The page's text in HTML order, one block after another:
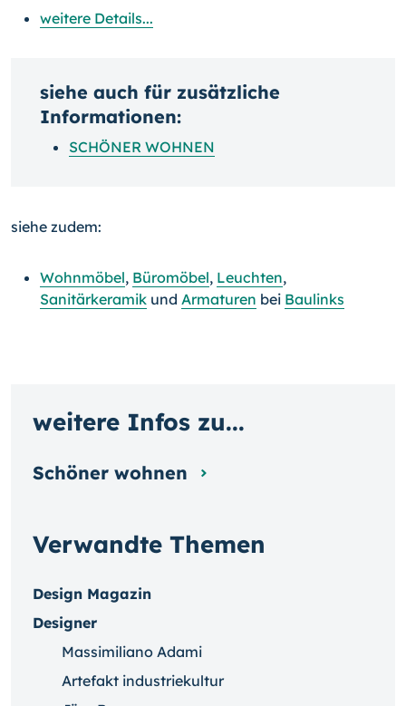
weitere Details...
siehe auch für zusätzliche
Informationen:
SCHÖNER WOHNEN
siehe zudem:
Wohnmöbel, Büromöbel, Leuchten,
Sanitärkeramik und Armaturen bei Baulinks
Verwandte Themen
Design Magazin
Designer
Massimiliano Adami
Artefakt industriekultur
weitere Infos zu...
Schöner wohnen